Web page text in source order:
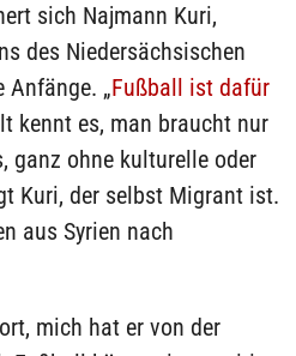
sich Najmann Kuri,
des Niedersächsischen
Anfänge. „Fußball ist dafür
kennt es, man braucht nur
ganz ohne kulturelle oder
Kuri, der selbst Migrant ist.
aus Syrien nach
mich hat er von der